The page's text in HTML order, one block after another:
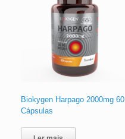
Biokygen Harpago 2000mg 60
Cápsulas